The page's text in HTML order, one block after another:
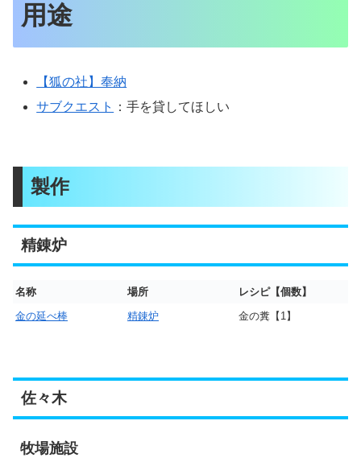
用途
【狐の社】奉納
サブクエスト
：手を貸してほしい
製作
精錬炉
名称 場所
レシピ【個数】
金の延べ棒
精錬炉 金の糞【1】
佐々木
牧場施設